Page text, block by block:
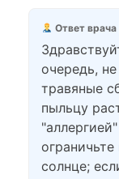
Ответ врача
очередь,
травяные
пыльцу
солнце;